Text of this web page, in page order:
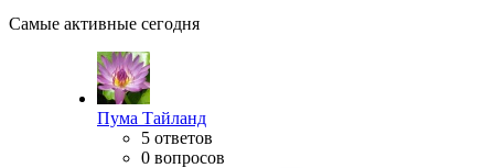
Самые активные сегодня
Пума Тайланд
5 ответов
0 вопросов